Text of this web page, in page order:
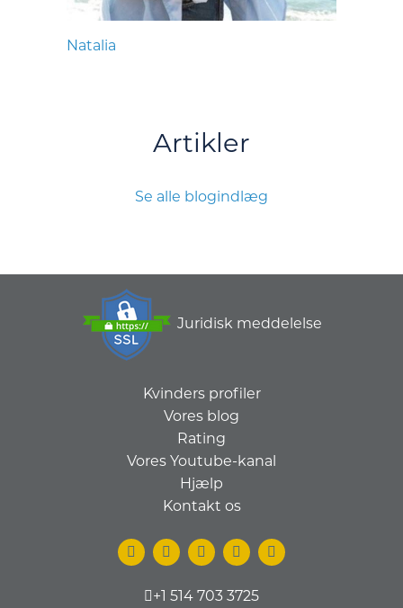
Natalia
Artikler
Se alle blogindlæg
Juridisk meddelelse
Kvinders profiler
Vores blog
Rating
Vores Youtube-kanal
Hjælp
Kontakt os
+1 514 703 3725